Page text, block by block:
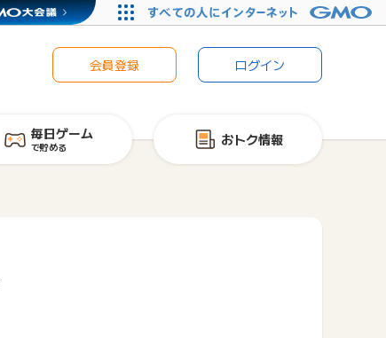
会員登録 ログイン
毎日ゲーム
で貯める おトク情報